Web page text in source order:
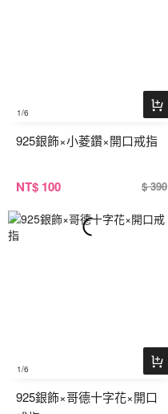
1/6
925銀飾×小菱鑽×開口戒指
NT$ 100 $ 390
1/6
925銀飾×哥德十字花×開口